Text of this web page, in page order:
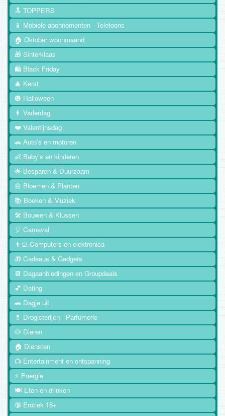
🔝 TOPPERS
📱 Mobiele abonnementen - Telefoons
🏠 Oktober woonmaand
🎁 Sinterklaas
🛍️ Black Friday
🎄 Kerst
🎃 Halloween
👨 Vaderdag
❤️ Valentijnsdag
🚗 Auto's en motoren
👶 Baby's en kinderen
🌟 Besparen & Duurzaam
🌼 Bloemen & Planten
📚 Boeken & Muziek
🛠️ Bouwen & Klussen
🎈 Carnaval
👨‍💻 Computers en elektronica
🎁 Cadeaus & Gadgets
📆 Dagaanbiedingen en Groupdeals
💕 Dating
🚗 Dagje uit
💊 Drogisterijen - Parfumerie
🐶 Dieren
🏠 Diensten
📺 Entertainment en ontspanning
⚡ Energie
🍽️ Eten en drinken
🔞 Erotiek 18+